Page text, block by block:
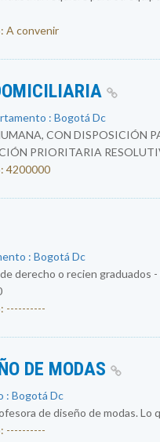
A convenir
: Bogotá Dc
CON DISPOSICIÓN
PRIORITARIA
4200000
: Bogotá Dc
derecho o recien graduados
----------
DE MODAS
: Bogotá Dc
de diseño de modas. Lo
----------